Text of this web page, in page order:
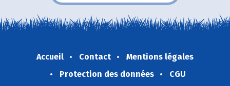
Accueil Contact
Mentions légales
Protection des données
CGU